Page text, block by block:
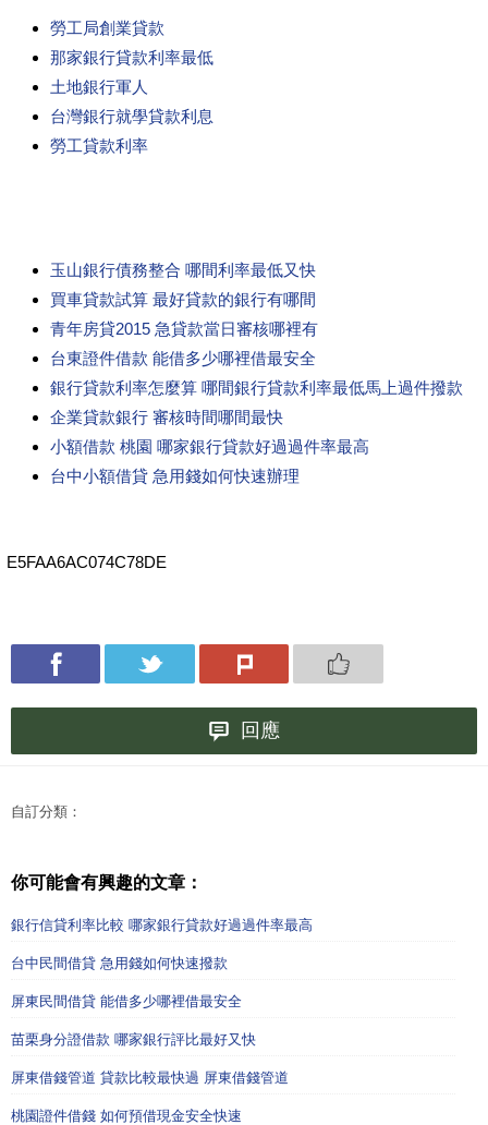
勞工局創業貸款
那家銀行貸款利率最低
土地銀行軍人
台灣銀行就學貸款利息
勞工貸款利率
玉山銀行債務整合 哪間利率最低又快
買車貸款試算 最好貸款的銀行有哪間
青年房貸2015 急貸款當日審核哪裡有
台東證件借款 能借多少哪裡借最安全
銀行貸款利率怎麼算 哪間銀行貸款利率最低馬上過件撥款
企業貸款銀行 審核時間哪間最快
小額借款 桃園 哪家銀行貸款好過過件率最高
台中小額借貸 急用錢如何快速辦理
E5FAA6AC074C78DE
回應
自訂分類：
你可能會有興趣的文章：
銀行信貸利率比較 哪家銀行貸款好過過件率最高
台中民間借貸 急用錢如何快速撥款
屏東民間借貸 能借多少哪裡借最安全
苗栗身分證借款 哪家銀行評比最好又快
屏東借錢管道 貸款比較最快過 屏東借錢管道
桃園證件借錢 如何預借現金安全快速